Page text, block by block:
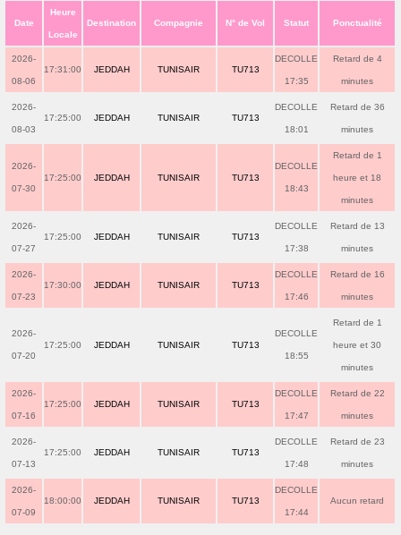
Date
Heure
Locale
Destination Compagnie N° de Vol Statut Ponctualité
2026-
08-06
17:31:00 JEDDAH TUNISAIR TU713
DECOLLE
17:35
Retard de 4
minutes
2026-
08-03
17:25:00 JEDDAH TUNISAIR TU713
DECOLLE
18:01
Retard de 36
minutes
2026-
07-30
17:25:00 JEDDAH TUNISAIR TU713
DECOLLE
18:43
Retard de 1
heure et 18
minutes
2026-
07-27
17:25:00 JEDDAH TUNISAIR TU713
DECOLLE
17:38
Retard de 13
minutes
2026-
07-23
17:30:00 JEDDAH TUNISAIR TU713
DECOLLE
17:46
Retard de 16
minutes
2026-
07-20
17:25:00 JEDDAH TUNISAIR TU713
DECOLLE
18:55
Retard de 1
heure et 30
minutes
2026-
07-16
17:25:00 JEDDAH TUNISAIR TU713
DECOLLE
17:47
Retard de 22
minutes
2026-
07-13
17:25:00 JEDDAH TUNISAIR TU713
DECOLLE
17:48
Retard de 23
minutes
2026-
07-09
18:00:00 JEDDAH TUNISAIR TU713
DECOLLE
17:44
Aucun retard